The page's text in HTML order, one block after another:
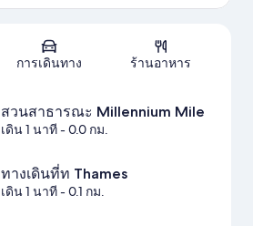
แผนที่
การเดินทาง ร้านอาหาร
สวนสาธารณะ Millennium Mile
เดิน 1 นาที- 0.0 กม.
ทางเดินที่ท Thames
เดิน 1 นาที- 0.1 กม.